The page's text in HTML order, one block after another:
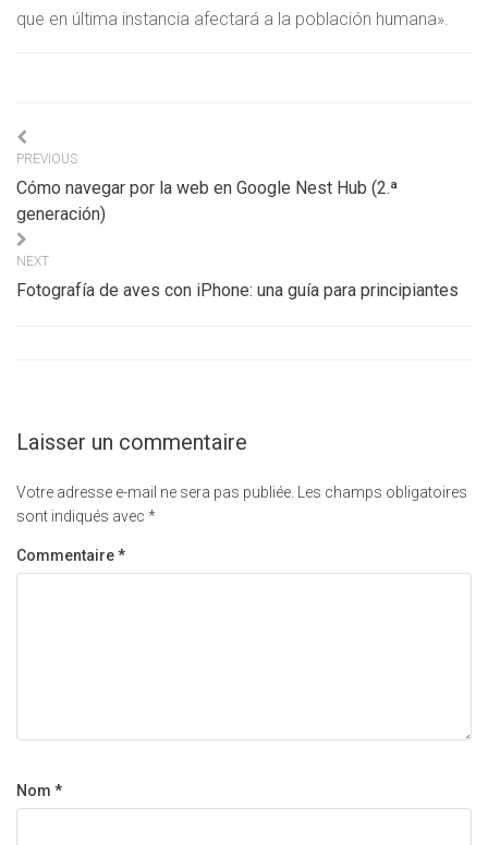
que en última instancia afectará a la población humana».
Navigation
de
l’article
PREVIOUS
Cómo navegar por la web en Google Nest Hub (2.ª
generación)
NEXT
Fotografía de aves con iPhone: una guía para principiantes
Laisser un commentaire
Votre adresse e-mail ne sera pas publiée.
Les champs obligatoires
sont indiqués avec *
Commentaire*
Nom *